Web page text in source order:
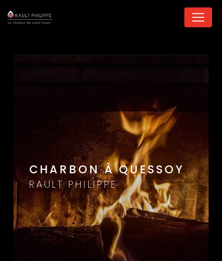
CHARBON À QUESSOY
RAULT PHILIPPE